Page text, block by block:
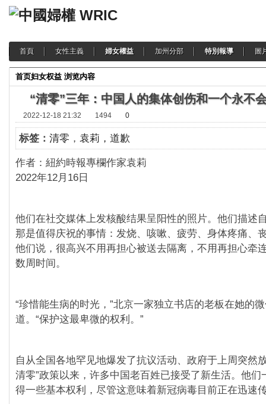
首頁 女性主義 婦女權益 加州分部 特別報導 圖
首页妇女权益 浏览内容
“清零”三年：中国人的集体创伤和一个永不
2022-12-18 21:32 1494 0
标签： 清零 ， 袁莉，道歉
作者：紐約時報專欄作
2022年12月16日
他们在社交媒体上发核酸结果呈阳性的照片。他们描述
那是值得庆祝的事情：发烧、咳嗽、疲劳、身体疼痛、
他们说，很高兴不用再担心被送去隔离，不用再担心牵
数周时间。
“珍惜能生病的时光，”北京一家独立书店的老板在她的
道。“保护这最卑微的权利。”
自从全国各地罕见地爆发了抗议活动、政府于上周突然
清零”政策以来，许多中国老百姓已接受了新生活。他们
得一些基本权利，尽管这意味着新冠病毒目前正在迅速